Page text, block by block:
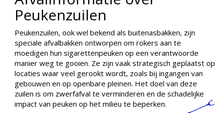
Peukenzuilen
Peukenzuilen, ook wel bekend als buitenasbakken, zijn
speciale afvalbakken ontworpen om rokers aan te
moedigen hun sigarettenpeuken op een verantwoorde
manier weg te gooien. Ze zijn vaak strategisch geplaatst op
locaties waar veel gerookt wordt, zoals bij ingangen van
gebouwen en op openbare pleinen. Het doel van deze
zuilen is om zwerfafval te verminderen en de schadelijke
impact van peuken op het milieu te beperken.